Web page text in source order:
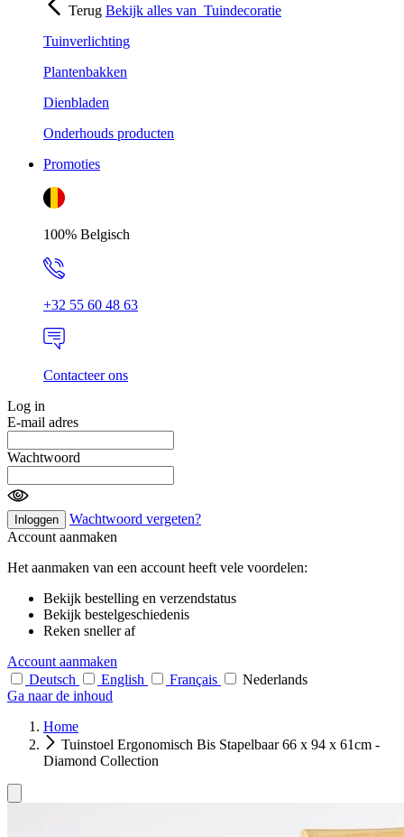
Terug Bekijk alles van Tuindecoratie
Tuinverlichting
Plantenbakken
Dienbladen
Onderhouds producten
Promoties
100% Belgisch
+32 55 60 48 63
Contacteer ons
Log in
E-mail adres
Wachtwoord
Inloggen
Wachtwoord vergeten?
Account aanmaken
Het aanmaken van een account heeft vele voordelen:
Bekijk bestelling en verzendstatus
Bekijk bestelgeschiedenis
Reken sneller af
Account aanmaken
Deutsch
English Français
Nederlands
Ga naar de inhoud
Home
Tuinstoel Ergonomisch Bis Stapelbaar 66 x 94 x 61cm -
Diamond Collection